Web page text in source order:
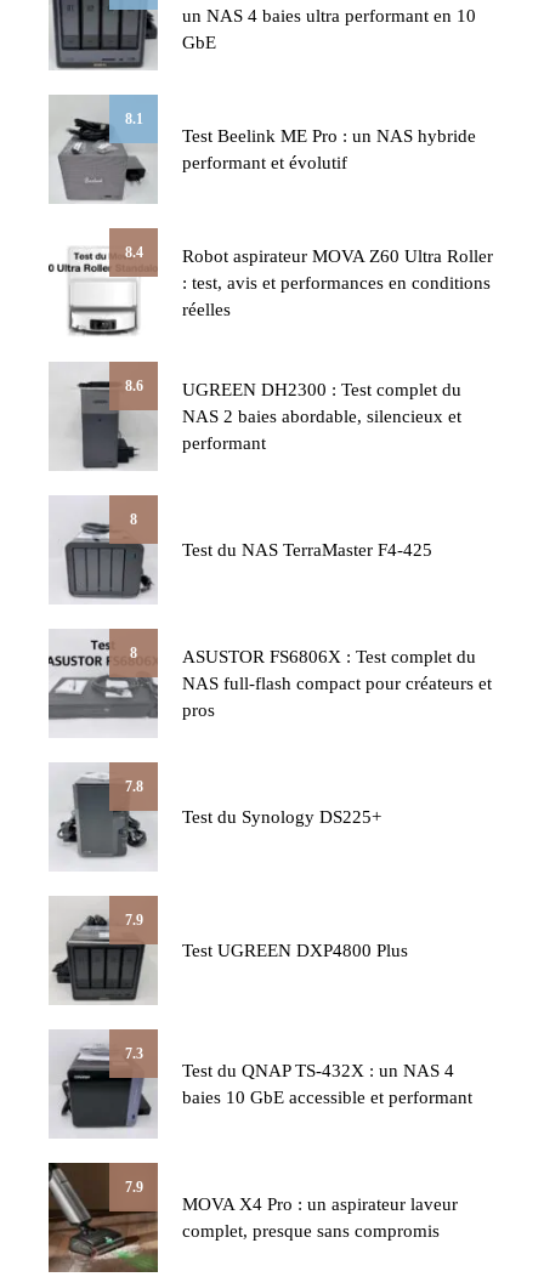
un NAS 4 baies ultra performant en 10
GbE
8.1
Test Beelink ME Pro : un NAS hybride
performant et évolutif
8.4
Robot aspirateur MOVA Z60 Ultra Roller
: test, avis et performances en conditions
réelles
8.6
UGREEN DH2300 : Test complet du
NAS 2 baies abordable, silencieux et
performant
8
Test du NAS TerraMaster F4-425
8
ASUSTOR FS6806X : Test complet du
NAS full-flash compact pour créateurs et
pros
7.8
Test du Synology DS225+
7.9
Test UGREEN DXP4800 Plus
7.3
Test du QNAP TS-432X : un NAS 4
baies 10 GbE accessible et performant
7.9
MOVA X4 Pro : un aspirateur laveur
complet, presque sans compromis